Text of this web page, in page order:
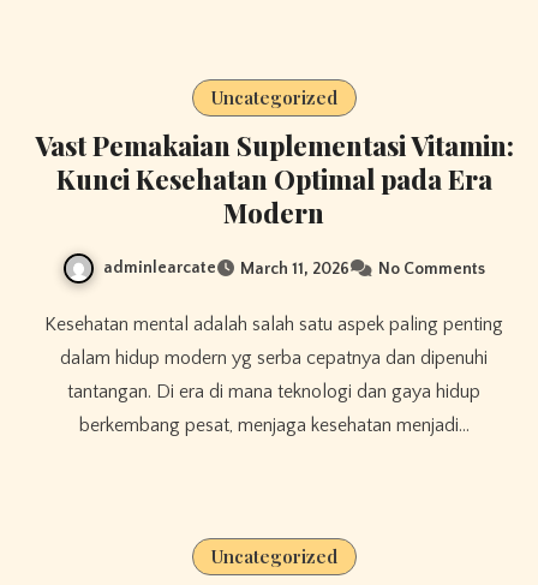
Uncategorized
Vast Pemakaian Suplementasi Vitamin:
Kunci Kesehatan Optimal pada Era
Modern
adminlearcate March 11, 2026 No Comments
Kesehatan mental adalah salah satu aspek paling penting
dalam hidup modern yg serba cepatnya dan dipenuhi
tantangan. Di era di mana teknologi dan gaya hidup
berkembang pesat, menjaga kesehatan menjadi…
Uncategorized